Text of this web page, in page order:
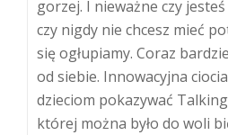
gorzej. I nieważne czy
czy nigdy nie chcesz mieć
się ogłupiamy. Coraz
od siebie. Innowacyjna
dzieciom pokazywać
której można było do woli